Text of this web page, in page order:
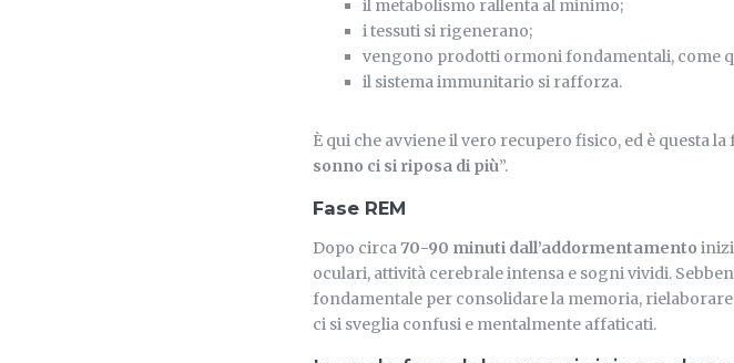
il metabolismo rallenta al minimo;
i tessuti si rigenerano;
vengono prodotti ormoni fondamentali, come
il sistema immunitario si rafforza.
È qui che avviene il vero recupero fisico, ed è questa
sonno ci si riposa di più”.
Fase REM
Dopo circa70-90 minuti dall’addormentamento
oculari, attività cerebrale intensa e sogni vividi.
fondamentale per consolidare la memoria,
ci si sveglia confusi e mentalmente affaticati.